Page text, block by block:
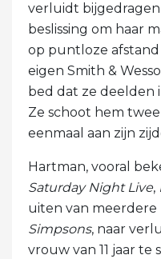
verluidt
beslissing om haar
op puntloze
eigen Smith &
bed dat ze deelden
Ze schoot hem
eenmaal aan zijn
Hartman, vooral
Saturday Night Live,
uiten van meerdere
Simpsons, naar
vrouw van 11 jaar te